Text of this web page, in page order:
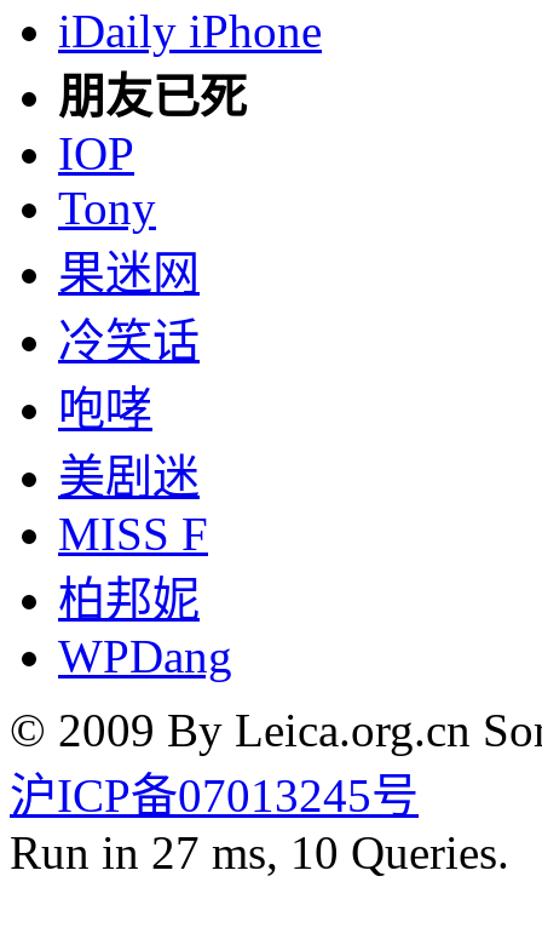
iDaily iPhone
朋友已死
IOP
Tony
果迷网
冷笑话
咆哮
美剧迷
MISS F
柏邦妮
WPDang
© 2009 By Leica.org.cn
沪ICP备07013245号
Run in 27 ms, 10 Queries.